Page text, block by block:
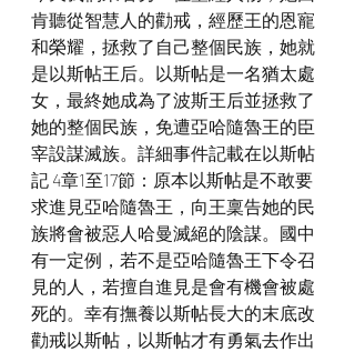
肯聽從智慧人的勸戒，經歷王的恩寵
和榮耀，拯救了自己整個民族，她就
是以斯帖王后。以斯帖是一名猶太處
女，最終她成為了波斯王后並拯救了
她的整個民族，免遭亞哈隨魯王的臣
宰設謀滅族。詳細事件記載在以斯帖
記 4章1至17節：原本以斯帖是不敢要
求進見亞哈隨魯王，向王稟告她的民
族將會被惡人哈曼滅絕的陰謀。國中
有一定例，若不是亞哈隨魯王下令召
見的人，若擅自進見是會有機會被處
死的。幸有撫養以斯帖長大的末底改
勸戒以斯帖，以斯帖才有勇氣去作出